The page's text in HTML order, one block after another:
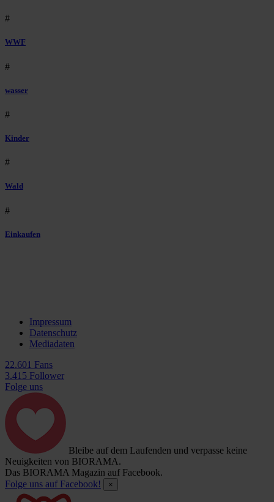
#
WWF
#
wasser
#
Kinder
#
Wald
#
Einkaufen
Impressum
Datenschutz
Mediadaten
22.601 Fans
3.415 Follower
Folge uns
Bleibe auf dem Laufenden und verpasse keine
Neuigkeiten von BIORAMA.
Das BIORAMA Magazin auf Facebook.
Folge uns auf Facebook!
×